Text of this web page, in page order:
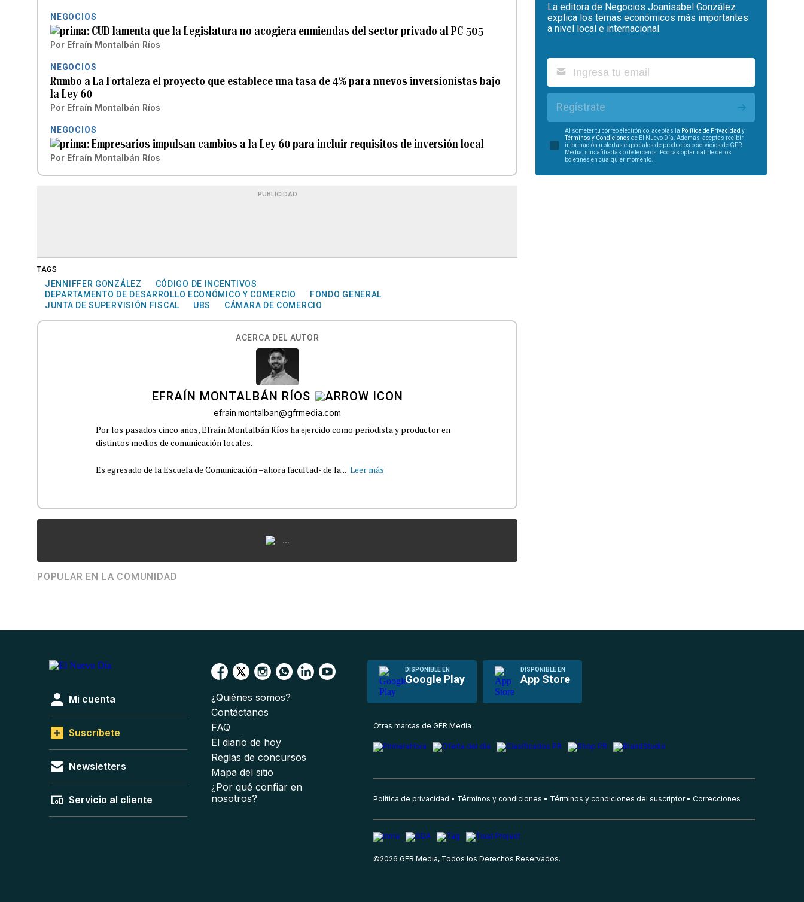
NEGOCIOS
CUD lamenta que la Legislatura no acogiera enmiendas del sector privado al PC 505
Por Efraín Montalbán Ríos
NEGOCIOS
Rumbo a La Fortaleza el proyecto que establece una tasa de 4% para nuevos inversionistas bajo
la Ley 60
Por Efraín Montalbán Ríos
NEGOCIOS
Empresarios impulsan cambios a la Ley 60 para incluir requisitos de inversión local
Por Efraín Montalbán Ríos
PUBLICIDAD
TAGS
JENNIFFER GONZÁLEZ
CÓDIGO DE INCENTIVOS
DEPARTAMENTO DE DESARROLLO ECONÓMICO Y COMERCIO
FONDO GENERAL
JUNTA DE SUPERVISIÓN FISCAL
UBS CÁMARA DE COMERCIO
ACERCA DEL AUTOR
EFRAÍN MONTALBÁN RÍOS
efrain.montalban@gfrmedia.com
Por los pasados cinco años, Efraín Montalbán Ríos ha ejercido como periodista y productor en
distintos medios de comunicación locales.
Es egresado de la Escuela de Comunicación –ahora facultad- de la... Leer más
...
POPULAR EN LA COMUNIDAD
La editora de Negocios Joanisabel González
explica los temas económicos más importantes
a nivel local e internacional.
Regístrate
Al someter tu correo electrónico, aceptas la Política de Privacidad y
Términos y Condiciones de El Nuevo Día. Además, aceptas recibir
información u ofertas especiales de productos o servicios de GFR
Media, sus afiliadas o de terceros. Podrás optar salirte de los
boletines en cualquier momento.
DISPONIBLE EN
Google Play
DISPONIBLE EN
App Store
Mi cuenta
Suscríbete
Newsletters
Servicio al cliente
¿Quiénes somos?
Contáctanos
FAQ
El diario de hoy
Reglas de concursos
Mapa del sitio
¿Por qué confiar en
nosotros?
Otras marcas de GFR Media
Política de privacidad Términos y condiciones Términos y condiciones del suscriptor Correcciones
©2026 GFR Media, Todos los Derechos Reservados.